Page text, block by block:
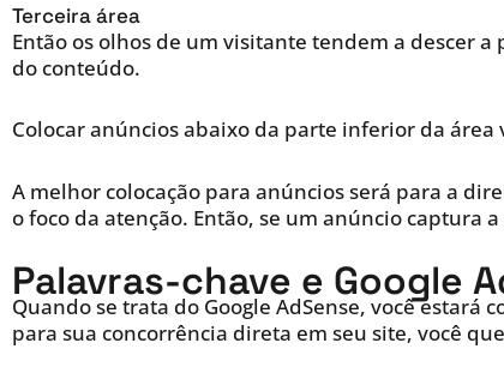
Terceira área
Então os olhos de um visitante tendem a descer
do conteúdo.
Colocar anúncios abaixo da parte inferior da
A melhor colocação para anúncios será para a
o foco da atenção. Então, se um anúncio captura
Palavras-chave e Google
Quando se trata do Google AdSense, você
para sua concorrência direta em seu site, você